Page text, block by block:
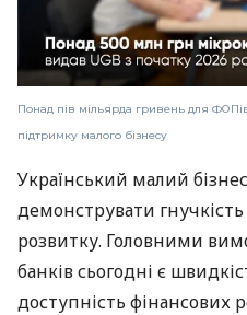
Понад пів мільярда гривень для
підтримку малого бізнесу
Український малий
демонструвати
розвитку. Головними
банків сьогодні є
доступність фінансових